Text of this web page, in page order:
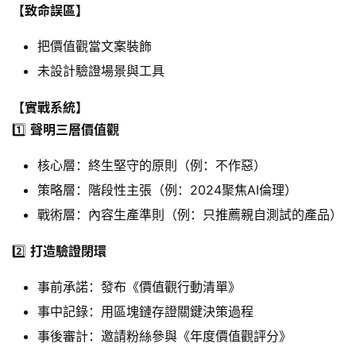
驗
超
個
體
長
學
院
資
中
心
【致命誤區】
把價值觀當文案裝飾
未設計驗證場景與工具
【實戰系統】
1️⃣ 聲明三層價值觀
核心層：終生堅守的原則（例：不作惡）
策略層：階段性主張（例：2024聚焦AI倫理）
戰術層：內容生產準則（例：只推薦親自測試的產品）
2️⃣ 打造驗證閉環
事前承諾：發布《價值觀行動清單》
事中記錄：用區塊鏈存證關鍵決策過程
事後審計：邀請粉絲參與《年度價值觀評分》